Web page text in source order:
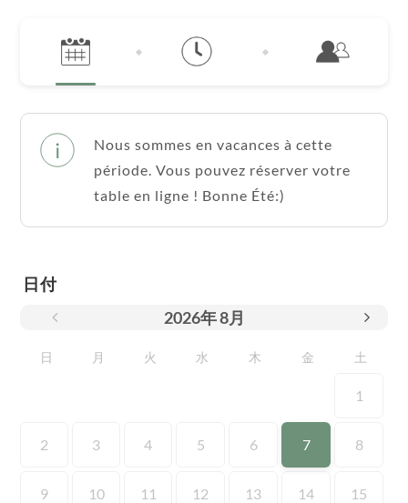
Nous sommes en vacances à cette
période. Vous pouvez réserver votre
table en ligne ! Bonne Été:)
日付
2026年8月
日 月 火 水 木 金 土
1
2 3 4 5 6 7 8
9 10 11 12 13 14 15